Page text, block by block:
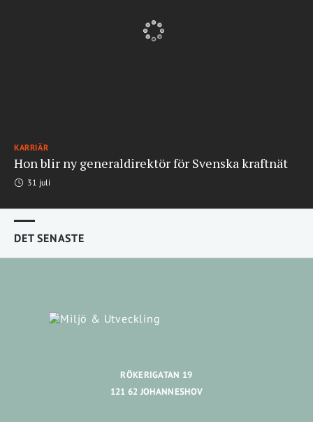
KARRIÄR
Hon blir ny generaldirektör för Svenska kraftnät
31 juli
DET SENASTE
RÖKERIGATAN 19
121 62 JOHANNESHOV